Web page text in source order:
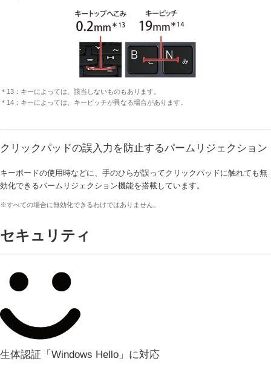
＊13：キーによっては、該当しないものもあります。
＊14：キーによっては、キーピッチが異なる場合があります。
クリックパッドの誤入力を防止するパームリジェクション
キーボードの使用時などに、手のひらが誤ってクリックパッドに触れても無
効化できるパームリジェクション機能を搭載しています。
※すべての場合に無効化できるわけではありません。
セキュリティ
生体認証「Windows Hello」に対応